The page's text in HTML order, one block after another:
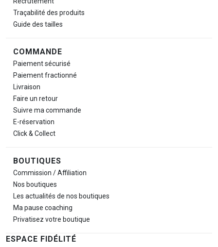
Traçabilité des produits
Guide des tailles
COMMANDE
Paiement sécurisé
Paiement fractionné
Livraison
Faire un retour
Suivre ma commande
E-réservation
Click & Collect
BOUTIQUES
Commission / Affiliation
Nos boutiques
Les actualités de nos boutiques
Ma pause coaching
Privatisez votre boutique
ESPACE FIDÉLITÉ